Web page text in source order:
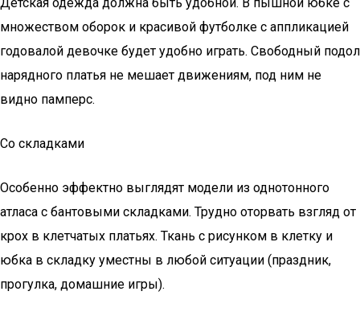
множеством оборок и красивой футболке с аппликацией
годовалой девочке будет удобно играть. Свободный подол
нарядного платья не мешает движениям, под ним не
видно памперс.
Со складками
Особенно эффектно выглядят модели из однотонного
атласа с бантовыми складками. Трудно оторвать взгляд от
крох в клетчатых платьях. Ткань с рисунком в клетку и
юбка в складку уместны в любой ситуации (праздник,
прогулка, домашние игры).